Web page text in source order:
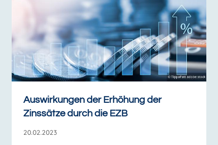
Auswirkungen der Erhöhung der
Zinssätze durch die EZB
20.02.2023